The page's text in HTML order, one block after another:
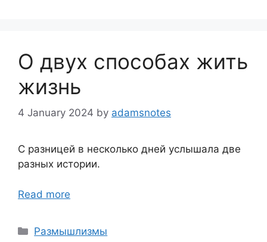
О двух способах жить
жизнь
4 January 2024 by adamsnotes
С разницей в несколько дней услышала две
разных истории.
Read more
Categories
Размышлизмы